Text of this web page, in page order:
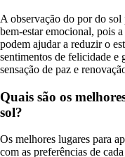
A observação do por do
bem-estar emocional, pois
podem ajudar a reduzir o
sentimentos de felicidade e
sensação de paz e
Quais são os
sol?
Os melhores lugares para
com as preferências de